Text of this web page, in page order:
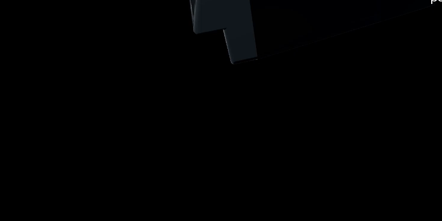
ALICE è l’elemento mancante nella tua